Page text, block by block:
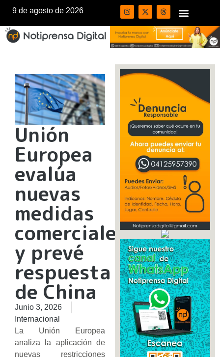
9 de agosto de 2026
Unión
Europea
evalúa
nuevas
medidas
comerciales
y prevé
respuesta
de China
Junio 3, 2026
Internacional
La Unión Europea
analiza la aplicación de
nuevas restricciones